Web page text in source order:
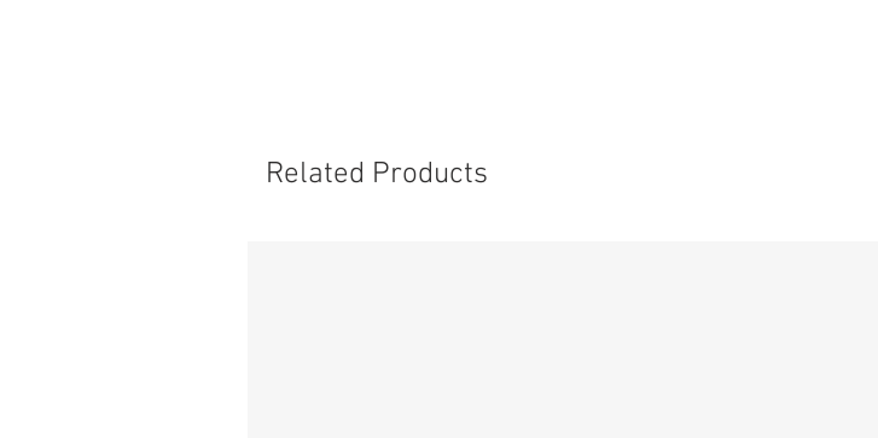
Related Products